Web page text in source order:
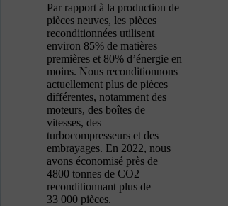
Par rapport à la production de
pièces neuves, les pièces
reconditionnées utilisent
environ 85% de matières
premières et 80% d’énergie en
moins. Nous reconditionnons
actuellement plus de pièces
différentes, notamment des
moteurs, des boîtes de
vitesses, des
turbocompresseurs et des
embrayages. En 2022, nous
avons économisé près de
4800 tonnes de CO2
reconditionnant plus de
33 000 pièces.